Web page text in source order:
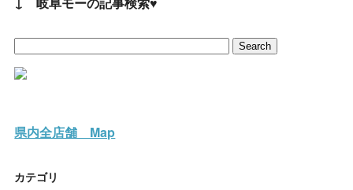
県内全店舗 Map
カテゴリ